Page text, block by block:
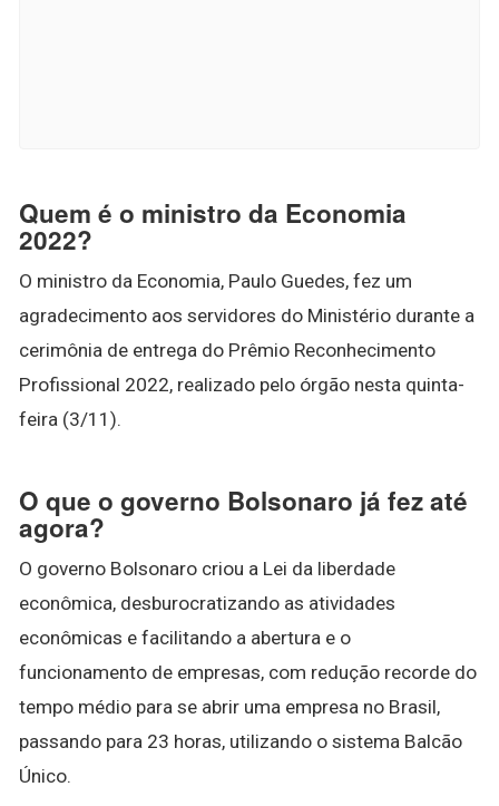
Quem é o ministro da Economia
2022?
O ministro da Economia, Paulo Guedes, fez um
agradecimento aos servidores do Ministério durante a
cerimônia de entrega do Prêmio Reconhecimento
Profissional 2022, realizado pelo órgão nesta quinta-
feira (3/11).
O que o governo Bolsonaro já fez até
agora?
O governo Bolsonaro criou a Lei da liberdade
econômica, desburocratizando as atividades
econômicas e facilitando a abertura e o
funcionamento de empresas, com redução recorde do
tempo médio para se abrir uma empresa no Brasil,
passando para 23 horas, utilizando o sistema Balcão
Único.